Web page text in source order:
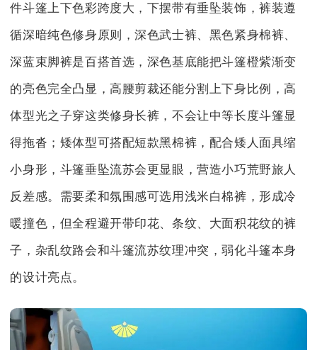
件斗篷上下色彩跨度大，下摆带有垂坠装饰，裤装遵
循深暗纯色修身原则，深色武士裤、黑色紧身棉裤、
深蓝束脚裤是百搭首选，深色基底能把斗篷橙紫渐变
的亮色完全凸显，高腰剪裁还能分割上下身比例，高
体型光之子穿这类修身长裤，不会让中等长度斗篷显
得拖沓；矮体型可搭配短款黑棉裤，配合矮人面具缩
小身形，斗篷垂坠流苏会更显眼，营造小巧荒野旅人
反差感。需要柔和氛围感可选用浅米白棉裤，形成冷
暖撞色，但全程避开带印花、条纹、大面积花纹的裤
子，杂乱纹路会和斗篷流苏纹理冲突，弱化斗篷本身
的设计亮点。